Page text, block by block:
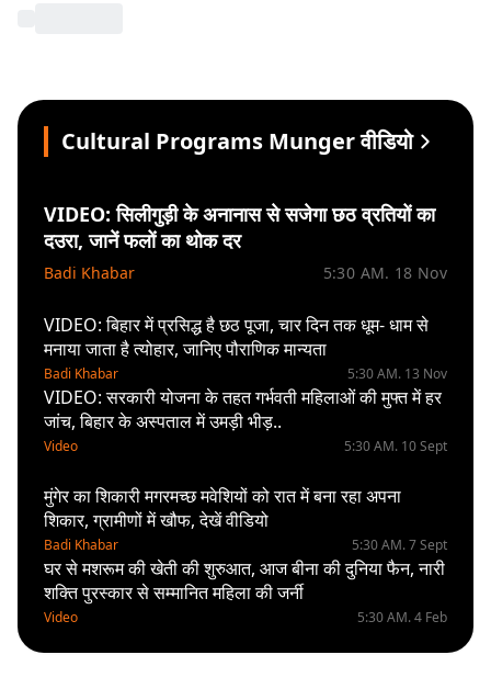
Cultural Programs Munger वीडियो
VIDEO: सिलीगुड़ी के अनानास से सजेगा छठ व्रतियों का
दउरा, जानें फलों का थोक दर
Badi Khabar 5:30 AM. 18 Nov
VIDEO: बिहार में प्रसिद्ध है छठ पूजा, चार दिन तक धूम- धाम से
मनाया जाता है त्योहार, जानिए पौराणिक मान्यता
Badi Khabar 5:30 AM. 13 Nov
VIDEO: सरकारी योजना के तहत गर्भवती महिलाओं की मुफ्त में हर
जांच, बिहार के अस्पताल में उमड़ी भीड़..
Video 5:30 AM. 10 Sept
मुंगेर का शिकारी मगरमच्छ मवेशियों को रात में बना रहा अपना
शिकार, ग्रामीणों में खौफ, देखें वीडियो
Badi Khabar 5:30 AM. 7 Sept
घर से मशरूम की खेती की शुरुआत, आज बीना की दुनिया फैन, नारी
शक्ति पुरस्कार से सम्मानित महिला की जर्नी
Video 5:30 AM. 4 Feb